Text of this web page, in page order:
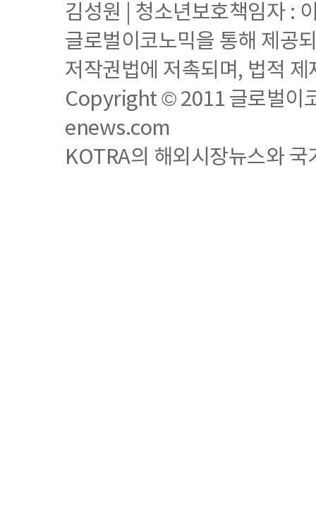
김성원 | 청소년보호책임자 :
글로벌이코노믹을 통해 제공
저작권법에 저촉되며, 법적
Copyright © 2011 글로벌
enews.com
KOTRA의 해외시장뉴스와